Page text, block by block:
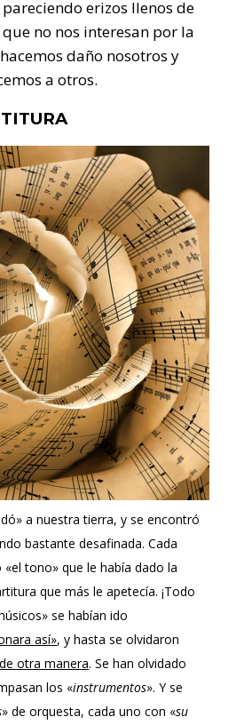
erizos llenos de
no nos interesan por la
daño nosotros y
a otros.
a nuestra tierra, y se encontró
bastante desafinada. Cada
tono» que le había dado la
que más le apetecía. ¡Todo
se habían ido
así», y hasta se olvidaron
otra manera. Se han olvidado
los «instrumentos». Y se
» de orquesta, cada uno con «su